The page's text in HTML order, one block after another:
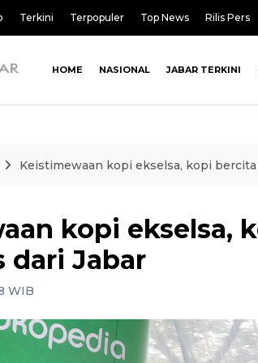
Terkini Terpopuler Top News Rilis Pers
HOME NASIONAL JABAR TERKINI
Keistimewaan kopi ekselsa, kopi bercita
kopi ekselsa,
dari Jabar
WIB